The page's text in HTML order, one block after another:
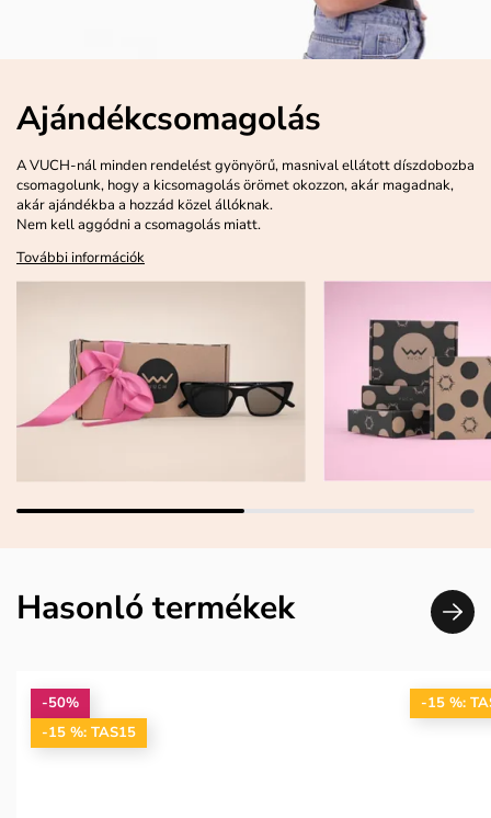
Ajándékcsomagolás
A VUCH-nál minden rendelést gyönyörű, masnival ellátott díszdobozba
csomagolunk, hogy a kicsomagolás örömet okozzon, akár magadnak,
akár ajándékba a hozzád közel állóknak.
Nem kell aggódni a csomagolás miatt.
További információk
Hasonló termékek
-50%
-15 %: TAS15
-15 %: